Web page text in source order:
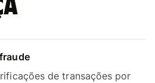
de transações por